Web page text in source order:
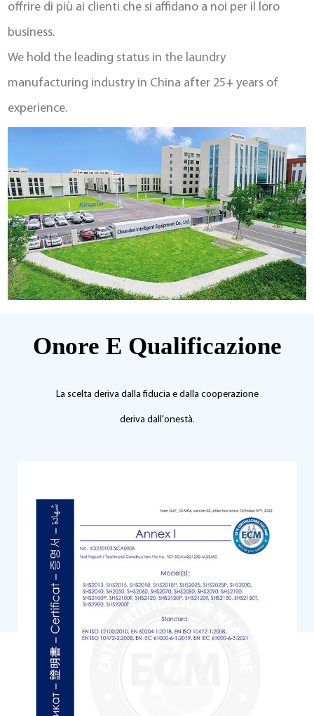
offrire di più ai clienti che si affidano a noi per il loro
business.
We hold the leading status in the laundry
manufacturing industry in China after 25+ years of
experience.
Onore E Qualificazione
La scelta deriva dalla fiducia e dalla cooperazione
deriva dall'onestà.